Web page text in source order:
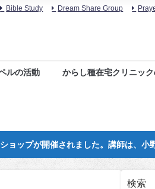
Bible Study Dream Share Group
ルの活動 からし種在宅クリニッ
ップが開催されました。講師は、小
検索